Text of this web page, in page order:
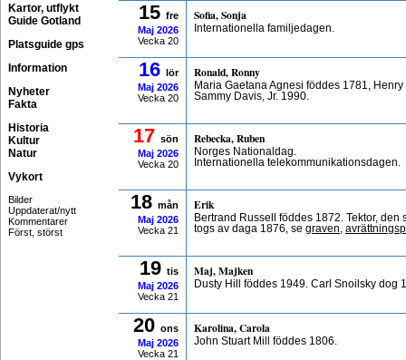
Kartor, utflykt
Guide Gotland
Platsguide gps
Information
Nyheter
Fakta
Historia
Kultur
Natur
Vykort
Bilder
Uppdaterat/nytt
Kommentarer
Först, störst
15 fre
Maj 2026
Vecka 20
Sofia, Sonja
Internationella familjedagen.
16 lör
Maj 2026
Vecka 20
Ronald, Ronny
Maria Gaetana Agnesi föddes 1781,
Sammy Davis, Jr. 1990.
17 sön
Maj 2026
Vecka 20
Rebecka, Ruben
Norges Nationaldag.
Internationella telekommunikationsdagen.
18 mån
Maj 2026
Vecka 21
Erik
Bertrand Russell föddes 1872. Tektor,
togs av daga 1876, se graven
19 tis
Maj 2026
Vecka 21
Maj, Majken
Dusty Hill föddes 1949. Carl Snoilsky dog
20 ons
Maj 2026
Vecka 21
Karolina, Carola
John Stuart Mill föddes 1806.